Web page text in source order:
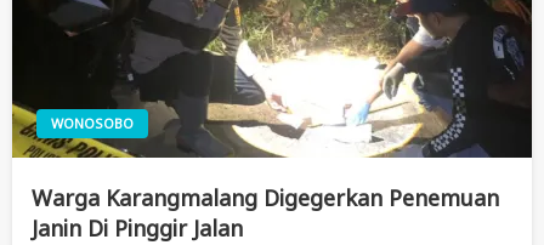
WONOSOBO
Warga Karangmalang Digegerkan Penemuan
Janin Di Pinggir Jalan